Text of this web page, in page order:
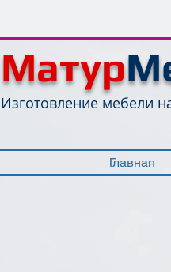
Матур
Изготовление мебели
Главная